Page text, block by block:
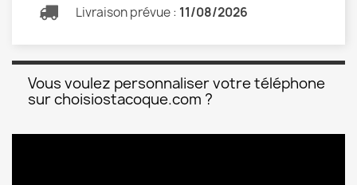
Livraison prévue : 11/08/2026
Vous voulez personnaliser votre téléphone
sur choisiostacoque.com ?